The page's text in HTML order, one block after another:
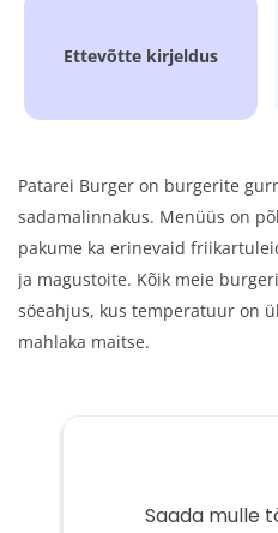
Ettevõtte kirjeldus
Patarei Burger on burgerite
sadamalinnakus. Menüüs on
pakume ka erinevaid
ja magustoite. Kõik meie
söeahjus, kus temperatuur on
mahlaka maitse.
Saada mulle